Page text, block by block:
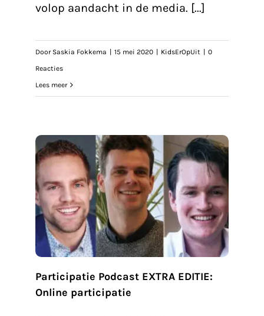
volop aandacht in de media. [...]
Door Saskia Fokkema 15 mei 2020 KidsErOpUit
0
Reacties
Lees meer
Participatie Podcast EXTRA EDITIE:
Online participatie